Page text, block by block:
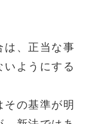
は、正当な事
ようにする
の基準が明